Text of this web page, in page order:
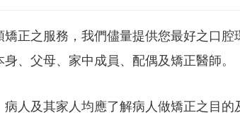
正之服務，我們儘量提供您最好之口
、父母、家中成員、配偶及矯正醫師。
人及其家人均應了解病人做矯正之目